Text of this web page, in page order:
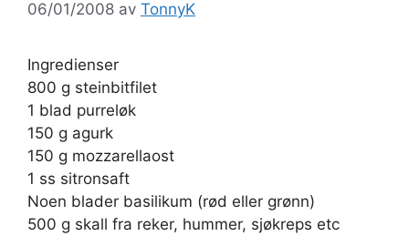
06/01/2008 av TonnyK
Ingredienser
800 g steinbitfilet
1 blad purreløk
150 g agurk
150 g mozzarellaost
1 ss sitronsaft
Noen blader basilikum (rød eller grønn)
500 g skall fra reker, hummer, sjøkreps etc